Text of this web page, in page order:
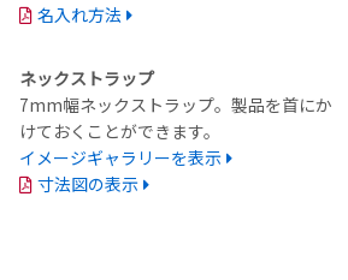
名入れ方法
ネックストラップ
7mm幅ネックストラップ。製品を首にか
けておくことができます。
イメージギャラリーを表示
寸法図の表示